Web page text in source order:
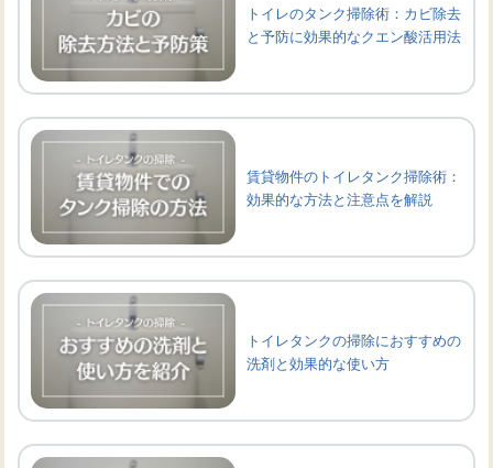
トイレのタンク掃除術：カビ除去
と予防に効果的なクエン酸活用法
賃貸物件のトイレタンク掃除術：
効果的な方法と注意点を解説
トイレタンクの掃除におすすめの
洗剤と効果的な使い方